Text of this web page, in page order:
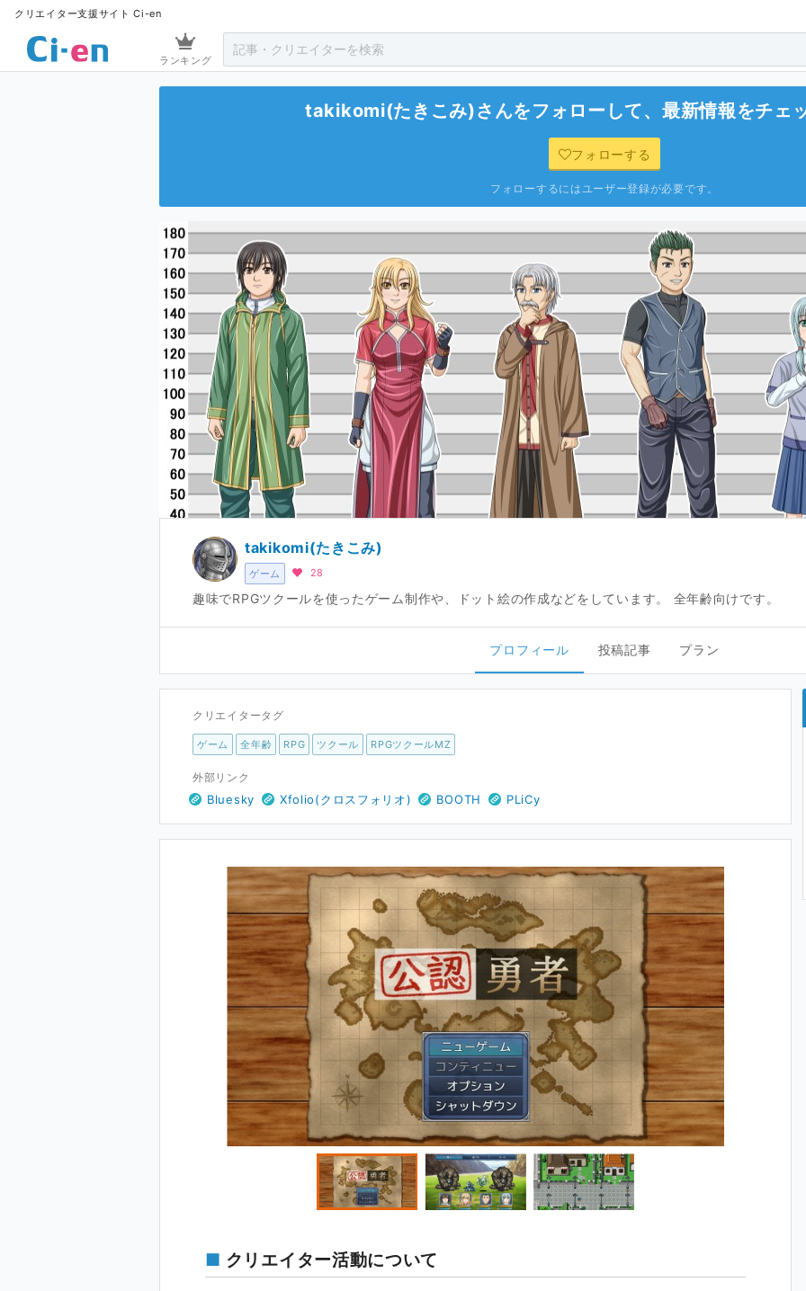
クリエイター支援サイト Ci-en
ランキング
takikomi(たきこみ)さんをフォローして、最新情報をチェ
フォローする
フォローするにはユーザー登録が必要です。
ゲーム
takikomi(たきこみ)
28
趣味でRPGツクールを使ったゲーム制作や、ドット絵の作成などをしています。 全年齢向けです。
プロフィール 投稿記事 プラン
クリエイタータグ
ゲーム 全年齢 RPG ツクール RPGツクールMZ
外部リンク
Bluesky Xfolio(クロスフォリオ) BOOTH PLiCy
クリエイター活動について